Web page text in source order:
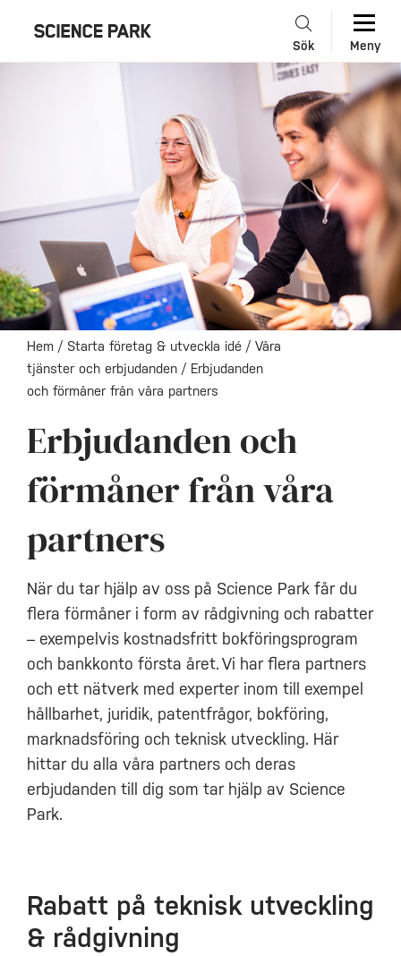
Sök Meny
Hem / Starta företag & utveckla idé / Våra
tjänster och erbjudanden / Erbjudanden
och förmåner från våra partners
Erbjudanden och
förmåner från våra
partners
När du tar hjälp av oss på Science Park får du
flera förmåner i form av rådgivning och rabatter
– exempelvis kostnadsfritt bokföringsprogram
och bankkonto första året.Vi har flera partners
och ett nätverk med experter inom till exempel
hållbarhet, juridik, patentfrågor, bokföring,
marknadsföring och teknisk utveckling. Här
hittar du alla våra partners och deras
erbjudanden till dig som tar hjälp av Science
Park.
Rabatt på teknisk utveckling
& rådgivning